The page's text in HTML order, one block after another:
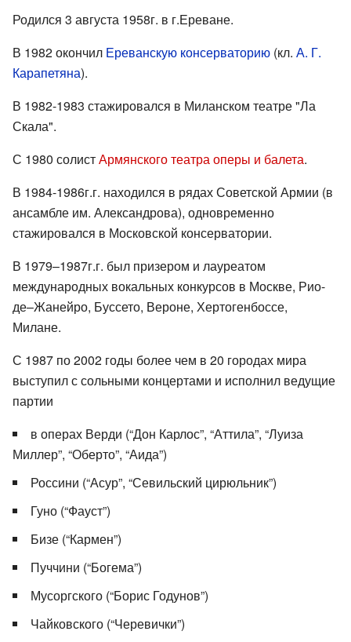
Родился 3 августа 1958г. в г.Ереване.
В 1982 окончил Ереванскую консерваторию (кл. А. Г.
Карапетяна).
В 1982-1983 стажировался в Миланском театре "Ла
Скала".
С 1980 солистАрмянского театра оперы и балета.
В 1984-1986г.г. находился в рядах Советской Армии (в
ансамбле им. Александрова), одновременно
стажировался в Московской консерватории.
В 1979–1987г.г. был призером и лауреатом
международных вокальных конкурсов в Москве, Рио-
де–Жанейро, Буссето, Вероне, Хертогенбоссе,
Милане.
С 1987 по 2002 годы более чем в 20 городах мира
выступил с сольными концертами и исполнил ведущие
партии
в операх Верди (“Дон Карлос”, “Аттила”, “Луиза
Миллер”, “Оберто”, “Аида”)
Россини (“Асур”, “Севильский цирюльник”)
Гуно (“Фауст”)
Бизе (“Кармен”)
Пуччини (“Богема”)
Мусоргского (“Борис Годунов”)
Чайковского (“Черевички”)